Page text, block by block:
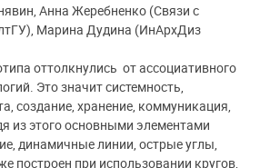
Анна Жеребненко (Связи с
Марина Дудина (ИнАрхДиз
оттолкнулись от ассоциативного
Это значит системность,
создание, хранение, коммуникация,
из этого основными элементами
динамичные линии, острые углы,
построен при использовании кругов,